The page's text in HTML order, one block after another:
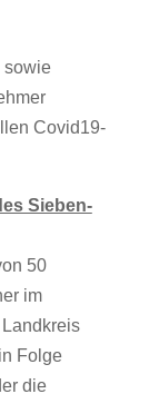
sowie
Covid19-
Sieben-
50
im
Folge
die